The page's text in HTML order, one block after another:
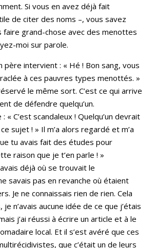
Si vous en avez déjà fait
de citer des noms –, vous savez
faire grand-chose avec des menottes
moi sur parole.
père intervient : « Hé ! Bon sang, vous
à ces pauvres types menottés. »
le même sort. C’est ce qui arrive
de défendre quelqu’un.
: « C’est scandaleux ! Quelqu’un devrait
sujet ! » Il m’a alors regardé et m’a
tu avais fait des études pour
raison que je t’en parle ! »
déjà où se trouvait le
savais pas en revanche où étaient
Je ne connaissais rien de rien. Cela
je n’avais aucune idée de ce que j’étais
j’ai réussi à écrire un article et à le
local. Et il s’est avéré que ces
que c’était un de leurs